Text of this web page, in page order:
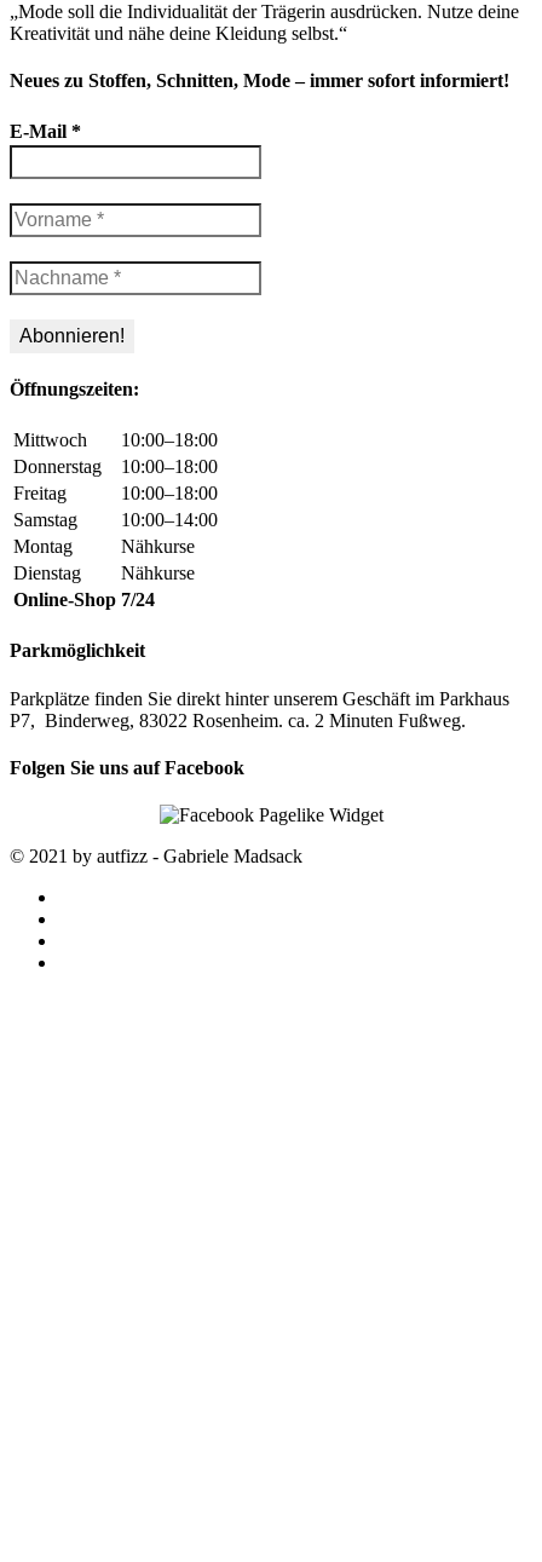
„Mode soll die Individualität der Trägerin ausdrücken. Nutze deine
Kreativität und nähe deine Kleidung selbst.“
Neues zu Stoffen, Schnitten, Mode – immer sofort informiert!
E-Mail *
Öffnungszeiten:
Mittwoch
10:00–18:00
Donnerstag
10:00–18:00
Freitag
10:00–18:00
Samstag
10:00–14:00
Montag
Nähkurse
Dienstag
Nähkurse
Online-Shop 7/24
Parkmöglichkeit
Parkplätze finden Sie direkt hinter unserem Geschäft im Parkhaus
P7, Binderweg, 83022 Rosenheim. ca. 2 Minuten Fußweg.
Folgen Sie uns auf Facebook